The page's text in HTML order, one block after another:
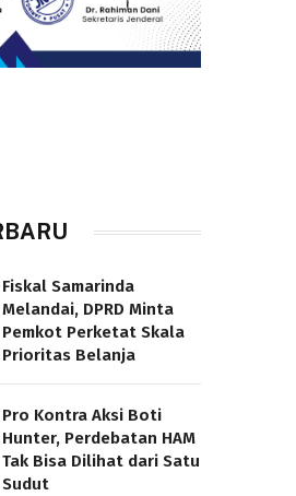
Fiskal Samarinda
Melandai, DPRD Minta
Pemkot Perketat Skala
Prioritas Belanja
Pro Kontra Aksi Boti
Hunter, Perdebatan HAM
Tak Bisa Dilihat dari Satu
Sudut